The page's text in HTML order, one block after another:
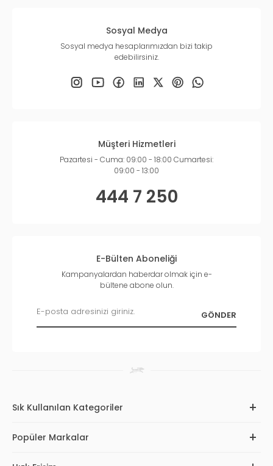
Sosyal Medya
Sosyal medya hesaplarımızdan bizi takip
edebilirsiniz.
Müşteri Hizmetleri
Pazartesi - Cuma: 09:00 - 18:00 Cumartesi:
09:00 - 13:00
444 7 250
E-Bülten Aboneliği
Kampanyalardan haberdar olmak için e-
bültene abone olun.
Sık Kullanılan Kategoriler
Popüler Markalar